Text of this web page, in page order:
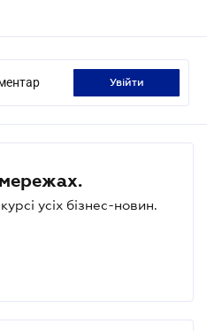
увійти
усіх бізнес-новин.